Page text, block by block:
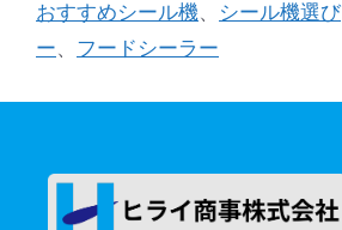
リ
ー
おすすめシール機、 シール機選び
ー、 フードシーラー